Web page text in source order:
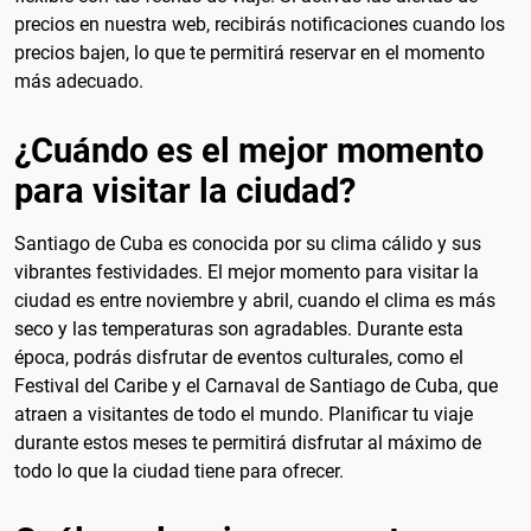
precios en nuestra web, recibirás notificaciones cuando los
precios bajen, lo que te permitirá reservar en el momento
más adecuado.
¿Cuándo es el mejor momento
para visitar la ciudad?
Santiago de Cuba es conocida por su clima cálido y sus
vibrantes festividades. El mejor momento para visitar la
ciudad es entre noviembre y abril, cuando el clima es más
seco y las temperaturas son agradables. Durante esta
época, podrás disfrutar de eventos culturales, como el
Festival del Caribe y el Carnaval de Santiago de Cuba, que
atraen a visitantes de todo el mundo. Planificar tu viaje
durante estos meses te permitirá disfrutar al máximo de
todo lo que la ciudad tiene para ofrecer.